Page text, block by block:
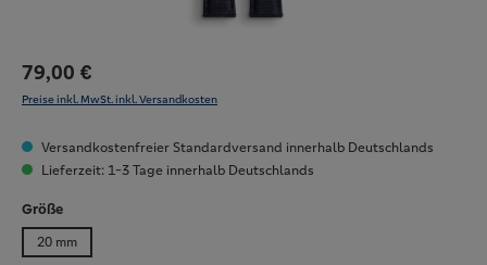
79,00 €
Preise inkl. MwSt. inkl. Versandkosten
Versandkostenfreier Standardversand innerhalb Deutschlands
Lieferzeit: 1-3 Tage innerhalb Deutschlands
Größeauswählen
20 mm